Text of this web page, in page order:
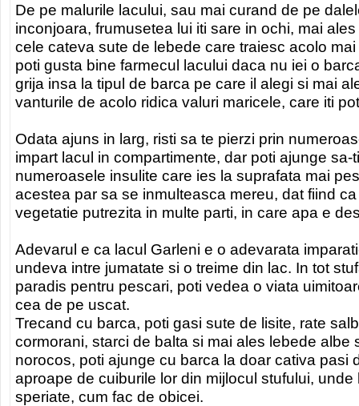
De pe malurile lacului, sau mai curand de pe
inconjoara, frumusetea lui iti sare in ochi, mai
cele cateva sute de lebede care traiesc acolo
poti gusta bine farmecul lacului daca nu iei o
grija insa la tipul de barca pe care il alegi si mai
vanturile de acolo ridica valuri maricele, care iti
Odata ajuns in larg, risti sa te pierzi prin
impart lacul in compartimente, dar poti ajunge
numeroasele insulite care ies la suprafata mai
acestea par sa se inmulteasca mereu, dat fiind
vegetatie putrezita in multe parti, in care apa e
Adevarul e ca lacul Garleni e o adevarata
undeva intre jumatate si o treime din lac. In tot
paradis pentru pescari, poti vedea o viata
cea de pe uscat.
Trecand cu barca, poti gasi sute de lisite, rate
cormorani, starci de balta si mai ales lebede albe
norocos, poti ajunge cu barca la doar cativa pasi
aproape de cuiburile lor din mijlocul stufului,
speriate, cum fac de obicei.